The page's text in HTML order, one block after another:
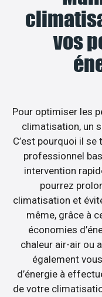
vos
Pour optimiser les
climatisation, un
C’est pourquoi il
professionnel
intervention
pourrez
climatisation et
même, grâce à
économies
chaleur air-air ou
également
d’énergie à
de votre